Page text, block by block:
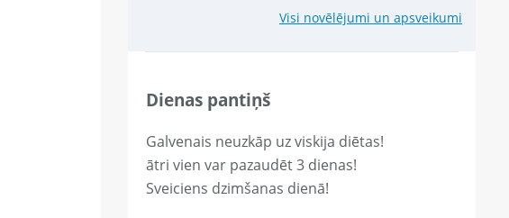
Visi novēlējumi un apsveikumi
Dienas pantiņš
Galvenais neuzkāp uz viskija diētas!
ātri vien var pazaudēt 3 dienas!
Sveiciens dzimšanas dienā!